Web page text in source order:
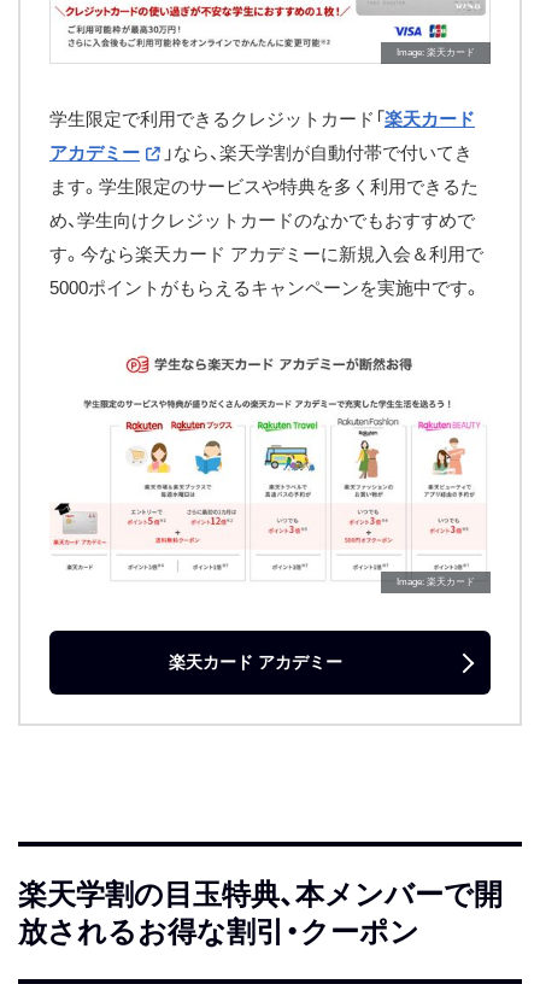
Image 楽天カード
学生限定で利用できるクレジットカード「楽天カード
アカデミー
」なら、楽天学割が自動付帯で付いてき
ます。学生限定のサービスや特典を多く利用できるた
め、学生向けクレジットカードのなかでもおすすめで
す。今なら楽天カード アカデミーに新規入会＆利用で
5000ポイントがもらえるキャンペーンを実施中です。
Image 楽天カード
楽天カード アカデミー
楽天学割の目玉特典、本メンバーで開
放されるお得な割引・クーポン